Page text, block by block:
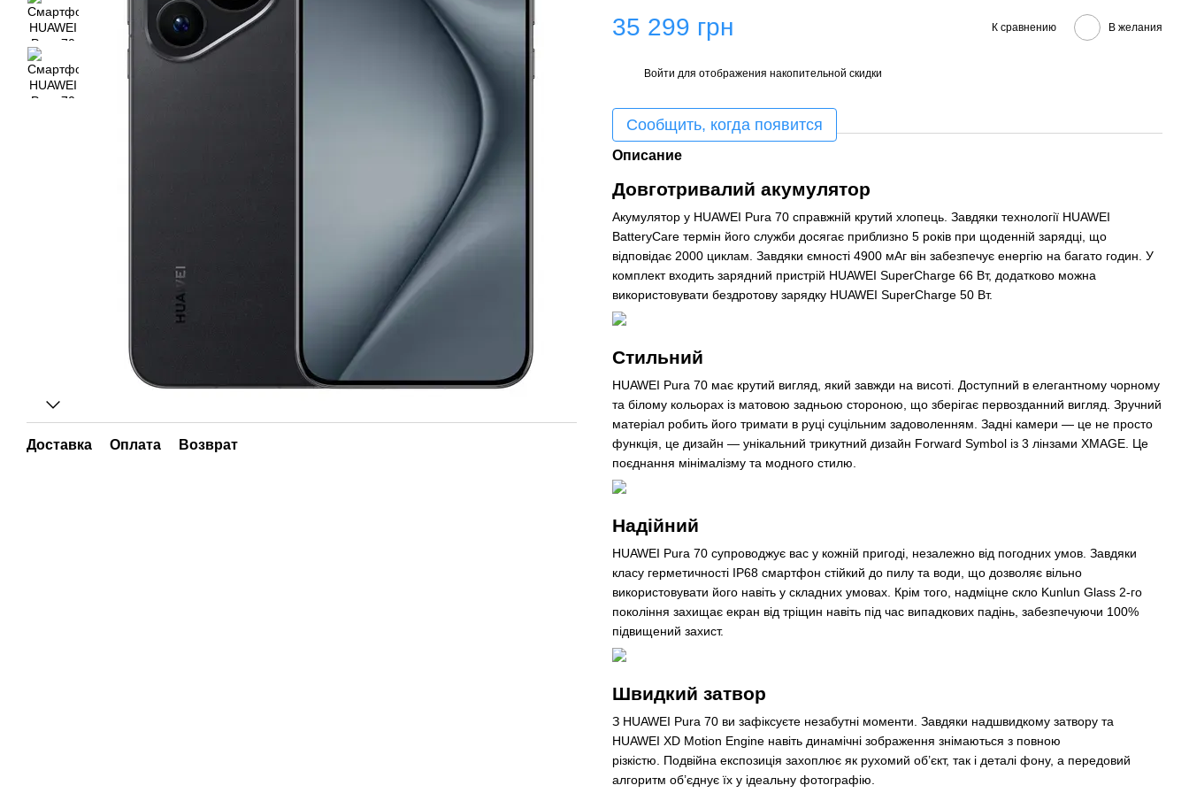
Доставка Оплата Возврат
35 299 грн К сравнению В желания
Войти для отображения накопительной скидки
Сообщить, когда появится
Описание
Довготривалий акумулятор
Акумулятор у HUAWEI Pura 70 справжній крутий хлопець. Завдяки технології HUAWEI
BatteryCare термін його служби досягає приблизно 5 років при щоденній зарядці, що
відповідає 2000 циклам. Завдяки ємності 4900 мАг він забезпечує енергію на багато годин. У
комплект входить зарядний пристрій HUAWEI SuperCharge 66 Вт, додатково можна
використовувати бездротову зарядку HUAWEI SuperCharge 50 Вт.
Стильний
HUAWEI Pura 70 має крутий вигляд, який завжди на висоті. Доступний в елегантному чорному
та білому кольорах із матовою задньою стороною, що зберігає первозданний вигляд. Зручний
матеріал робить його тримати в руці суцільним задоволенням. Задні камери — це не просто
функція, це дизайн — унікальний трикутний дизайн Forward Symbol із 3 лінзами XMAGE. Це
поєднання мінімалізму та модного стилю.
Надійний
HUAWEI Pura 70 супроводжує вас у кожній пригоді, незалежно від погодних умов. Завдяки
класу герметичності IP68 смартфон стійкий до пилу та води, що дозволяє вільно
використовувати його навіть у складних умовах. Крім того, надміцне скло Kunlun Glass 2-го
покоління захищає екран від тріщин навіть під час випадкових падінь, забезпечуючи 100%
підвищений захист.
Швидкий затвор
З HUAWEI Pura 70 ви зафіксуєте незабутні моменти. Завдяки надшвидкому затвору та
HUAWEI XD Motion Engine навіть динамічні зображення знімаються з повною
різкістю. Подвійна експозиція захоплює як рухомий об’єкт, так і деталі фону, а передовий
алгоритм об’єднує їх у ідеальну фотографію.